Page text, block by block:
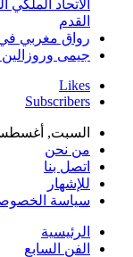
الاتحاد
القدم
رواق مغربي
جيمى وروزالين كارتر.. 77 عامًا
Likes
Subscribers
السبت, أغسطس 8,
من نحن
اتصل بنا
للإشهار
سياسة
الرئيسية
الفن السابع